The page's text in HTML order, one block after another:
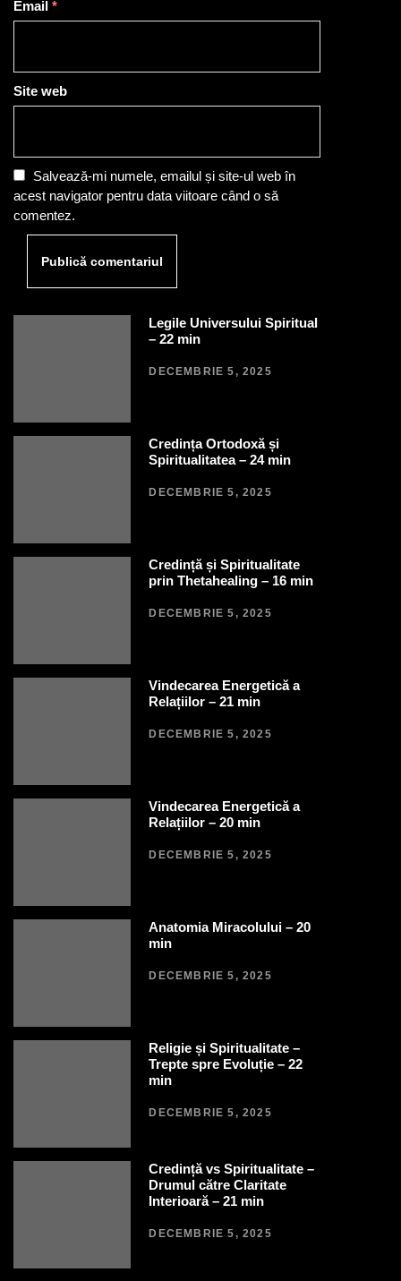
Email *
Site web
Salvează-mi numele, emailul și site-ul web în
acest navigator pentru data viitoare când o să
comentez.
Legile Universului Spiritual
– 22 min
DECEMBRIE 5, 2025
Credința Ortodoxă și
Spiritualitatea – 24 min
DECEMBRIE 5, 2025
Credință și Spiritualitate
prin Thetahealing – 16 min
DECEMBRIE 5, 2025
Vindecarea Energetică a
Relațiilor – 21 min
DECEMBRIE 5, 2025
Vindecarea Energetică a
Relațiilor – 20 min
DECEMBRIE 5, 2025
Anatomia Miracolului – 20
min
DECEMBRIE 5, 2025
Religie și Spiritualitate –
Trepte spre Evoluție – 22
min
DECEMBRIE 5, 2025
Credință vs Spiritualitate –
Drumul către Claritate
Interioară – 21 min
DECEMBRIE 5, 2025